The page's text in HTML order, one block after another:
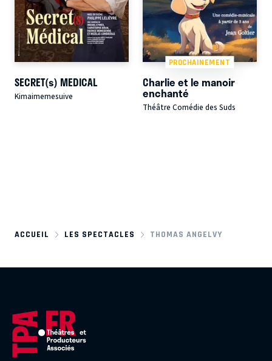
SECRET(s) MEDICAL
Kimaimemesuive
PROCHAINEMENT
Charlie et le manoir
enchanté
Théâtre Comédie des Suds
ACCUEIL LES SPECTACLES THOMAS ANGELVY